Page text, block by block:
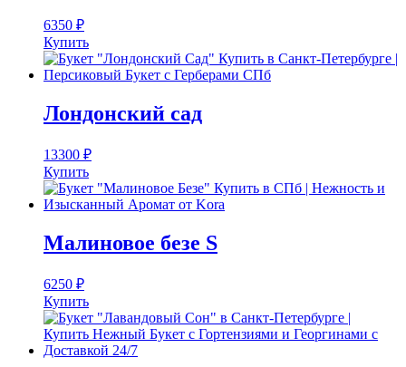
6350 ₽
Купить
Лондонский сад
13300 ₽
Купить
Малиновое безе S
6250 ₽
Купить